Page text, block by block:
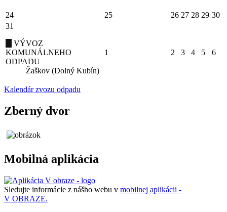
24 25 26 27 28 29 30
31
VÝVOZ
KOMUNÁLNEHO
ODPADU
Žaškov (Dolný Kubín)
1 2 3 4 5 6
Kalendár zvozu odpadu
Zberný dvor
Mobilná aplikácia
Sledujte informácie z nášho webu v mobilnej aplikácii -
V OBRAZE.